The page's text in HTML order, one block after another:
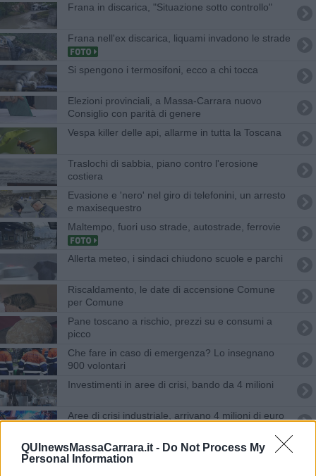
QUInewsMassaCarrara.it - Do Not Process My
Personal Information
Frana in discarica, "Situazione sotto controllo"
Frana nell'ex discarica, liquami invadono le strade
Si spengono i termosifoni, ecco a chi tocca
Elezioni provinciali, a Massa-Carrara nuovo
Consiglio con parità di genere
Vespa killer delle api, allarme in tutta la Toscana
Traslochi di sabbia, piano contro l'erosione
costiera
Evasione e 'nero' nel giro di telefonini, un arresto
e maxisequestro
Maltempo, fuori uso strade, autostrade, ferrovie
Allerta meteo, i sindaci chiudono scuole e parchi
Riscaldamento, le date di accensione Comune
per Comune
Pane toscano a rischio, prezzi su e consumi a
picco
Che fare in caso di emergenza? Lo insegnano
900 volontari
Investimenti in aree di crisi, bando da 4 milioni
Aree di crisi industriale, arrivano 4 milioni di euro
Schianto in moto, grave il centauro